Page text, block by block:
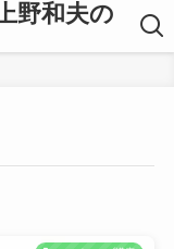
野和夫の